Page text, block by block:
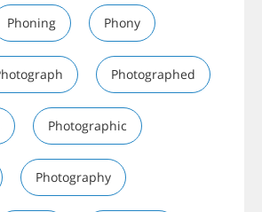
Phoning Phony
Photographed
Photographic
Photography